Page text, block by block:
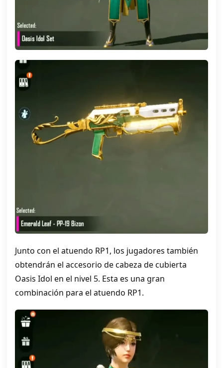
Junto con el atuendo RP1, los jugadores también
obtendrán el accesorio de cabeza de cubierta
Oasis Idol en el nivel 5. Esta es una gran
combinación para el atuendo RP1.